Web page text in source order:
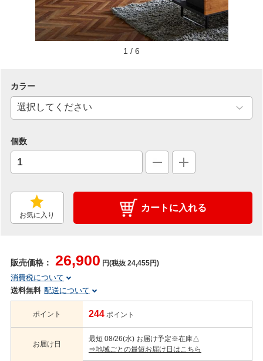
1 / 6
カラー
個数
お気に入り
カートに入れる
販売価格： 26,900 円(税抜 24,455円)
消費税について
送料無料 配送について
ポイント 244 ポイント
お届け日
最短 08/26(水) お届け予定※在庫△
⇒地域ごとの最短お届け日はこちら